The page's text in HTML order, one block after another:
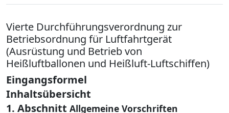
Vierte Durchführungsverordnung zur
Betriebsordnung für Luftfahrtgerät
(Ausrüstung und Betrieb von
Heißluftballonen und Heißluft-Luftschiffen)
Eingangsformel
Inhaltsübersicht
1. Abschnitt Allgemeine Vorschriften